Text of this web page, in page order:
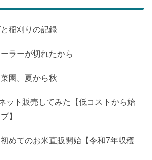
稲刈りの記録
ラーが切れたから
園。夏から秋
ット販売してみた【低コストから始
】
めてのお米直販開始【令和7年収穫